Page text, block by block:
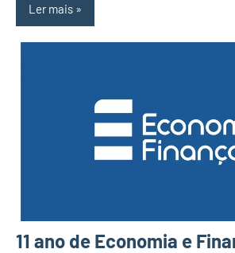
Ler mais
11 ano de Economia e